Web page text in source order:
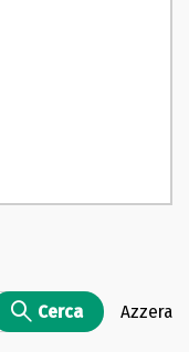
Cerca Azzera